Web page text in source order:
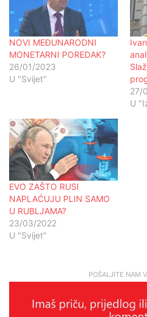
NOVI MEĐUNARODNI
MONETARNI POREDAK?
26/01/2023
U "Svijet"
27/
U
EVO ZAŠTO RUSI
NAPLAĆUJU PLIN SAMO
U RUBLJAMA?
23/03/2022
U "Svijet"
POŠALJITE NAM